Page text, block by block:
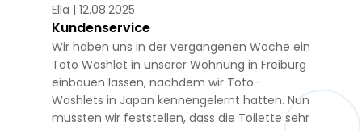
Ella | 12.08.2025
Kundenservice
Wir haben uns in der vergangenen Woche ein
Toto Washlet in unserer Wohnung in Freiburg
einbauen lassen, nachdem wir Toto-
Washlets in Japan kennengelernt hatten. Nun
mussten wir feststellen, dass die Toilette sehr